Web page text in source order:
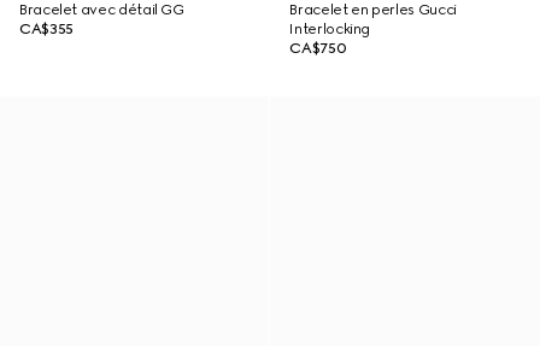
Bracelet avec détail GG
CA$355
Bracelet en perles Gucci
Interlocking
CA$750